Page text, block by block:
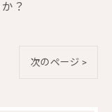
？
次のページ >